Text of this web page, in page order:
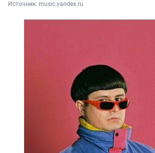
Источник: music.yandex.ru